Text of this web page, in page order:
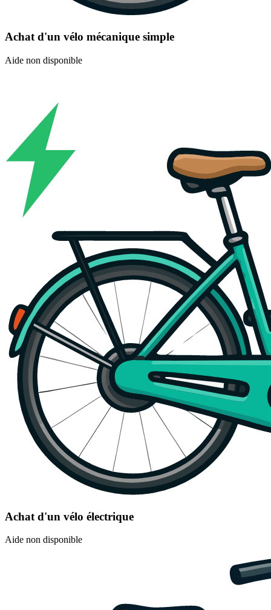
Achat d'un vélo mécanique simple
Aide non disponible
Achat d'un vélo électrique
Aide non disponible